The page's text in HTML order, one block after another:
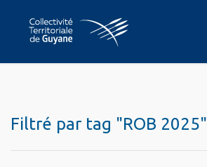
Filtré par tag "ROB 2025"